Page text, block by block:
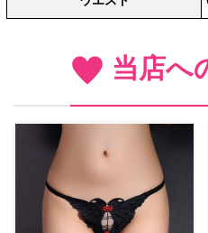
当店へ